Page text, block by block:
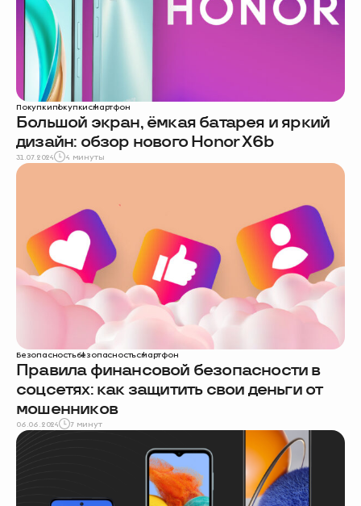
Покупкипокупкисмартфон
Большой экран, ёмкая батарея и яркий
дизайн: обзор нового Honor X6b
31.07.2024 4 минуты
Безопасностьбезопасностьсмартфон
Правила финансовой безопасности в
соцсетях: как защитить свои деньги от
мошенников
06.06.2024 7 минут